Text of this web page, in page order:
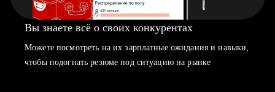
Вы знаете всё о своих конкурентах
Можете посмотреть на их зарплатные ожидания и навыки,
чтобы подогнать резюме под ситуацию на рынке